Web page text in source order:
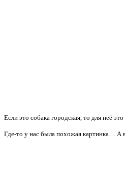
Если это собака городская, то для неё
Где-то у нас была похожая картинка… А